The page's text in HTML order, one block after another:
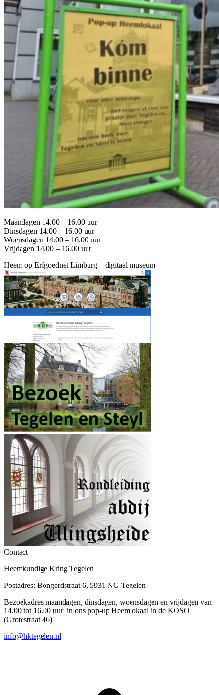
Maandagen 14.00 – 16.00 uur
Dinsdagen 14.00 – 16.00 uur
Woensdagen 14.00 – 16.00 uur
Vrijdagen 14.00 – 16.00 uur
Heem op Erfgoednet Limburg – digitaal museum
Contact
Heemkundige Kring Tegelen
Postadres: Bongerdstraat 6, 5931 NG Tegelen
Bezoekadres maandagen, dinsdagen, woensdagen en vrijdagen van
14.00 tot 16.00 uur in ons pop-up Heemlokaal in de KOSO
(Grotestraat 46)
info@hktegelen.nl